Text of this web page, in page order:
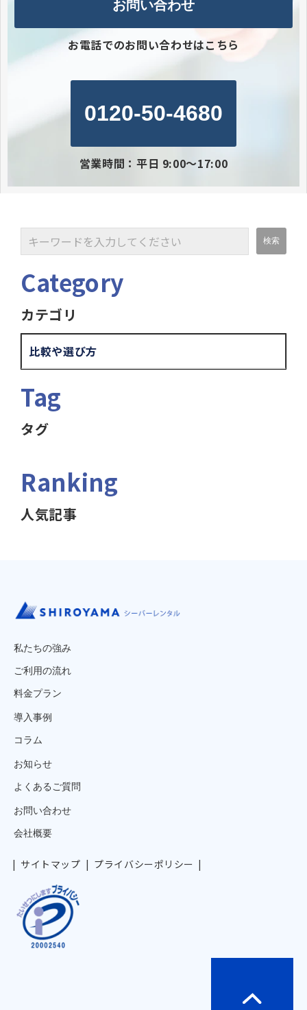
お問い合わせ
お電話でのお問い合わせはこちら
0120-50-4680
営業時間：平日 9:00～17:00
Category
カテゴリ
比較や選び方
Tag
タグ
Ranking
人気記事
私たちの強み
ご利用の流れ
料金プラン
導入事例
コラム
お知らせ
よくあるご質問
お問い合わせ
会社概要
サイトマップ プライバシーポリシー